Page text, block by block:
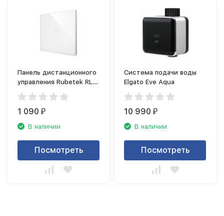
Панель дистанционного
управления Rubetek RL-
3121
1 090₽
В наличии
Посмотреть
Система подачи воды
Elgato Eve Aqua
10 990₽
В наличии
Посмотреть